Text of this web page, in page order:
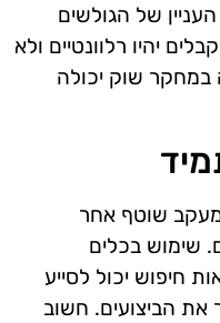
של הגולשים
יהיו רלוונטיים ולא
שוק יכולה
שוטף אחר
שימוש בכלים
חיפוש יכול לסייע
את הביצועים. חשוב